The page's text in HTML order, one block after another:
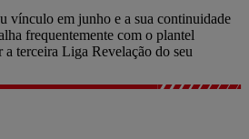
vínculo em junho e a sua continuidade
frequentemente com o plantel
terceira Liga Revelação do seu